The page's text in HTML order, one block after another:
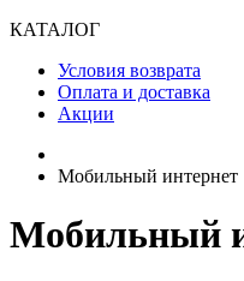
КАТАЛОГ
Условия возврата
Оплата и доставка
Акции
Мобильный интернет
Мобильный